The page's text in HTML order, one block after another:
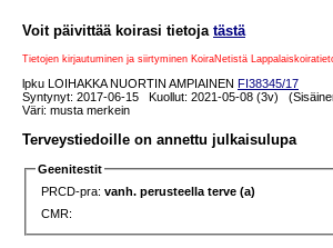
Voit päivittää koirasi tietoja tästä
Tietojen kirjautuminen ja siirtyminen KoiraNetistä
lpku LOIHAKKA NUORTIN AMPIAINEN FI38345/17
Syntynyt: 2017-06-15 Kuollut: 2021-05-08 (3v)
Väri: musta merkein
Terveystiedoille on annettu julkaisulupa
Geenitestit
PRCD-pra:vanh. perusteella terve (a)
CMR: